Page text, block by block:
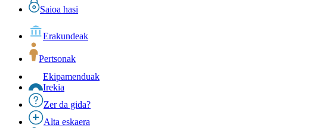
Saioa hasi
Erakundeak
Pertsonak
Ekipamenduak
Irekia
Zer da gida?
Alta eskaera